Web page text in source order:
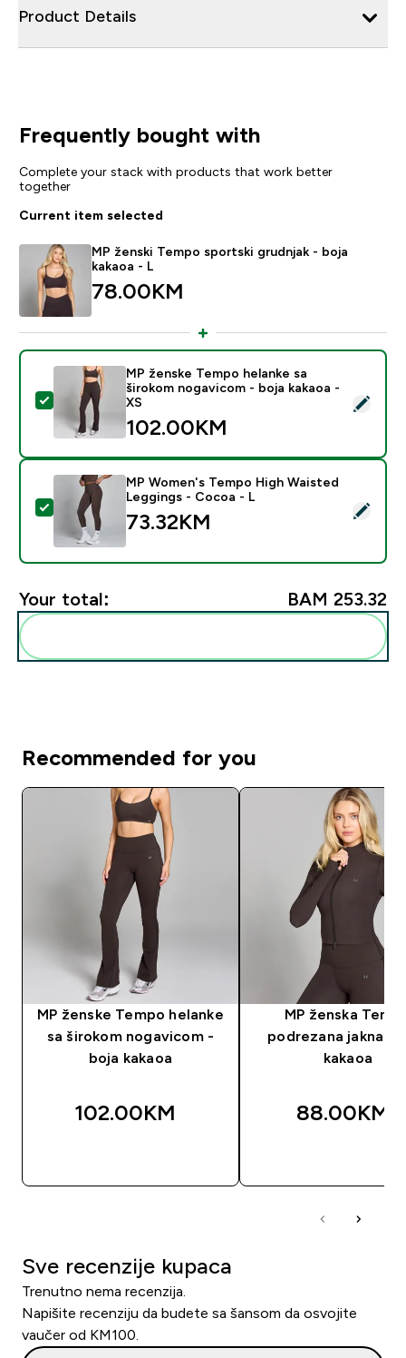
Product Details
Frequently bought with
Complete your stack with products that work better
together
Current item selected
MP ženski Tempo sportski grudnjak - boja
kakaoa - L
78.00KM‎
Select this product - MP ženske Tempo helanke sa
MP ženske Tempo helanke sa
širokom nogavicom - boja kakaoa -
XS
102.00KM‎
Select this product - MP Women's Tempo High
MP Women's Tempo High Waisted
Leggings - Cocoa - L
73.32KM‎
Your total: BAM 253.32‎
Recommended for you
MP ženske Tempo helanke
sa širokom nogavicom -
boja kakaoa
102.00KM‎
MP ženska
podrezana jakna -
kakaoa
88.00KM‎
Sve recenzije kupaca
Trenutno nema recenzija.
Napišite recenziju da budete sa šansom da osvojite
vaučer od KM100.